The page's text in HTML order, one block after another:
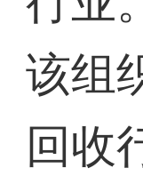
该组
回收